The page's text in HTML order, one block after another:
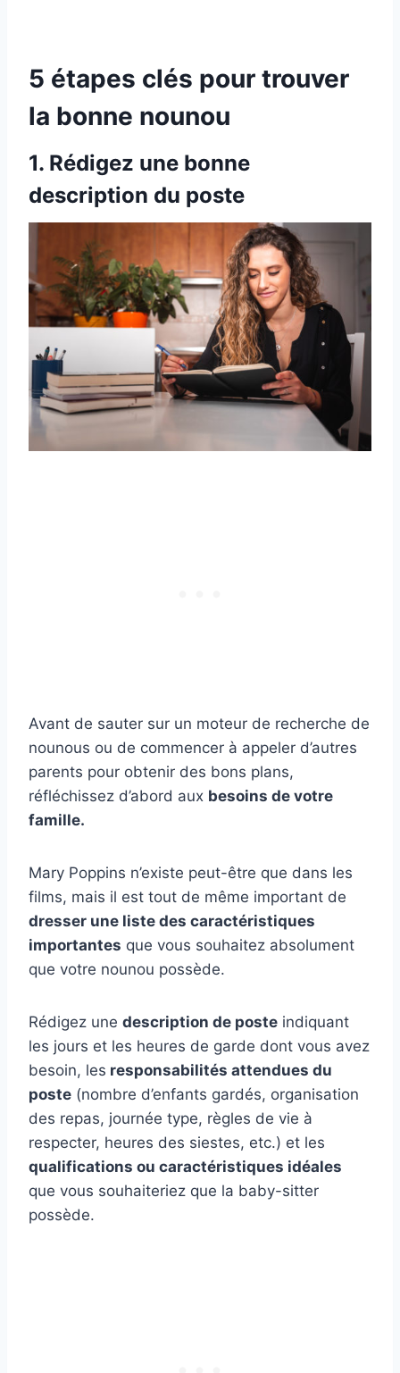
5 étapes clés pour trouver
la bonne nounou
1. Rédigez une bonne
description du poste
Avant de sauter sur un moteur de recherche de
nounous ou de commencer à appeler d’autres
parents pour obtenir des bons plans,
réfléchissez d’abord aux besoins de votre
famille.
Mary Poppins n’existe peut-être que dans les
films, mais il est tout de même important de
dresser une liste des caractéristiques
importantes que vous souhaitez absolument
que votre nounou possède.
Rédigez une description de poste indiquant
les jours et les heures de garde dont vous avez
besoin, les responsabilités attendues du
poste (nombre d’enfants gardés, organisation
des repas, journée type, règles de vie à
respecter, heures des siestes, etc.) et les
qualifications ou caractéristiques idéales
que vous souhaiteriez que la baby-sitter
possède.